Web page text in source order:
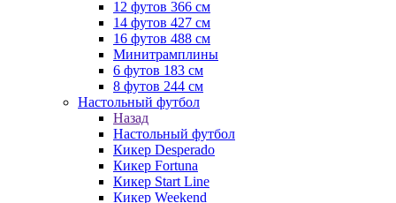
12 футов 366 см
14 футов 427 см
16 футов 488 см
Минитрамплины
6 футов 183 см
8 футов 244 см
Настольный футбол
Назад
Настольный футбол
Кикер Desperado
Кикер Fortuna
Кикер Start Line
Кикер Weekend